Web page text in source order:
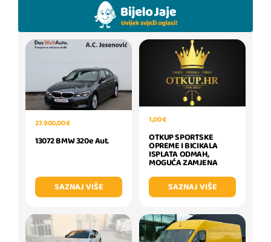
27.900,00 €
13072 BMW 320e Aut.
SAZNAJ VIŠE
1,00 €
OTKUP SPORTSKE
OPREME I BICIKALA
ISPLATA ODMAH,
MOGUĆA ZAMJENA
SAZNAJ VIŠE